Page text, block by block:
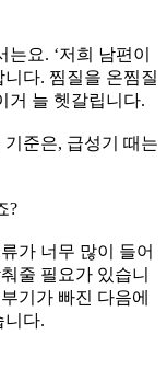
요. ‘저희 남편이
다. 찜질을 온찜질
거 늘 헷갈립니다.
준은, 급성기 때는
?
가 너무 많이 들어
줄 필요가 있습니
기가 빠진 다음에
니다.